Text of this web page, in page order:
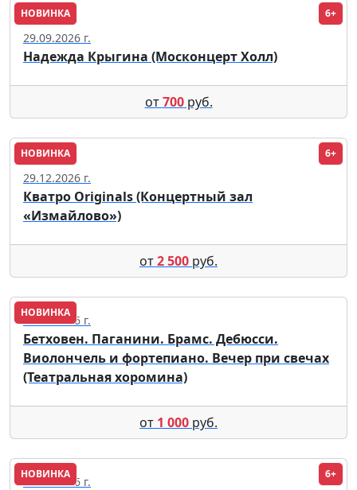
НОВИНКА 6+
Москва
29.09.2026 г.
Надежда Крыгина (Москонцерт Холл)
от700руб.
НОВИНКА 6+
Москва
29.12.2026 г.
Кватро Originals (Концертный зал
«Измайлово»)
от2 500 руб.
НОВИНКА
12.09.2026 г.
Бетховен. Паганини. Брамс. Дебюсси.
Виолончель и фортепиано. Вечер при свечах
(Театральная хоромина)
от 1 000 руб.
НОВИНКА 6+
05.09.2026 г.